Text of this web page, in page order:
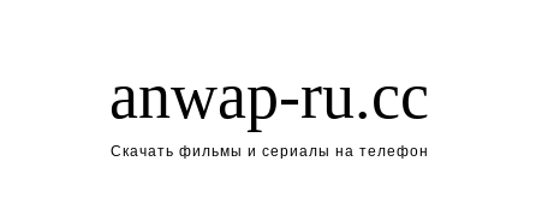
anwap-ru.cc
Скачать фильмы и сериалы на телефон